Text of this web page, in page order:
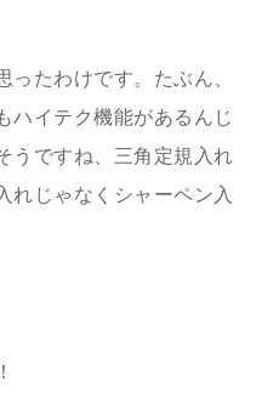
ったわけです。たぶん、
ハイテク機能があるんじ
うですね、三角定規入れ
れじゃなくシャーペン入